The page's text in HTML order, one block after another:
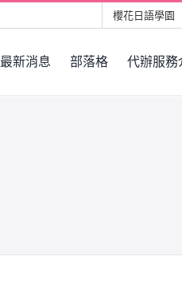
櫻花日語學園
最新消息 部落格 代辦服務